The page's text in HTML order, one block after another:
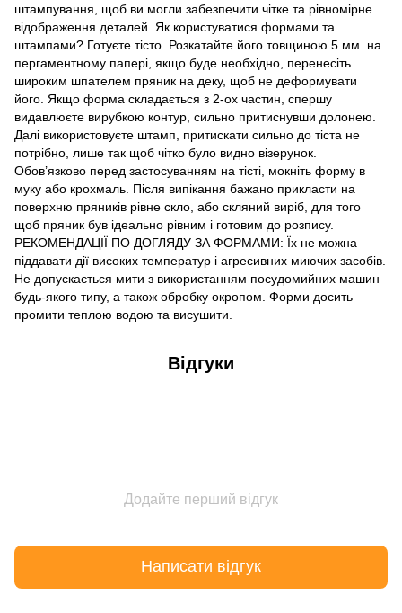
штампування, щоб ви могли забезпечити чітке та рівномірне
відображення деталей. Як користуватися формами та
штампами? Готуєте тісто. Розкатайте його товщиною 5 мм. на
пергаментному папері, якщо буде необхідно, перенесіть
широким шпателем пряник на деку, щоб не деформувати
його. Якщо форма складається з 2-ох частин, спершу
видавлюєте вирубкою контур, сильно притиснувши долонею.
Далі використовуєте штамп, притискати сильно до тіста не
потрібно, лише так щоб чітко було видно візерунок.
Обов’язково перед застосуванням на тісті, мокніть форму в
муку або крохмаль. Після випікання бажано прикласти на
поверхню пряників рівне скло, або скляний виріб, для того
щоб пряник був ідеально рівним і готовим до розпису.
РЕКОМЕНДАЦІЇ ПО ДОГЛЯДУ ЗА ФОРМАМИ: Їх не можна
піддавати дії високих температур і агресивних миючих засобів.
Не допускається мити з використанням посудомийних машин
будь-якого типу, а також обробку окропом. Форми досить
промити теплою водою та висушити.
Відгуки
Додайте перший відгук
Написати відгук